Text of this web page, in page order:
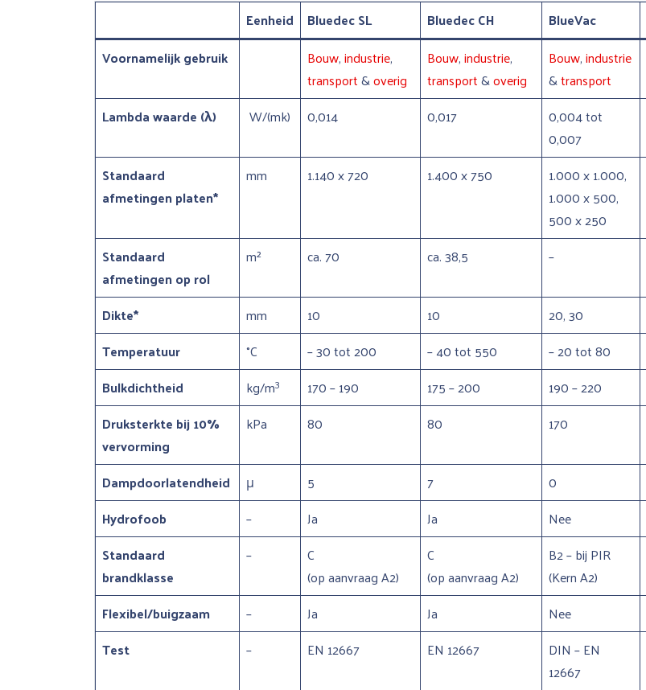
Eenheid Bluedec SL Bluedec CH BlueVac
Voornamelijk gebruik
Bouw,industrie,
transport&overig
Bouw,industrie,
transport&overig
Bouw,industrie
&transport
Lambda waarde (λ) W/(mk) 0,014 0,017
0,004 tot
0,007
Standaard
afmetingen platen*
mm 1.140 x 720 1.400 x 750
1.000 x 1.000,
1.000 x 500,
500 x 250
Standaard
afmetingen op rol
m² ca. 70 ca. 38,5 –
Dikte* mm 10 10 20, 30
Temperatuur
°C – 30 tot 200 – 40 tot 550 – 20 tot 80
Bulkdichtheid
kg/m3 170 – 190 175 – 200 190 – 220
Druksterkte bij 10%
vervorming
kPa 80 80 170
Dampdoorlatendheid μ 5 7 0
Hydrofoob
– Ja Ja Nee
Standaard
brandklasse
–
C
(op aanvraag A2)
C
(op aanvraag A2)
B2 – bij PIR
(Kern A2)
Flexibel/buigzaam – Ja Ja Nee
Test
– EN 12667 EN 12667
DIN – EN
12667